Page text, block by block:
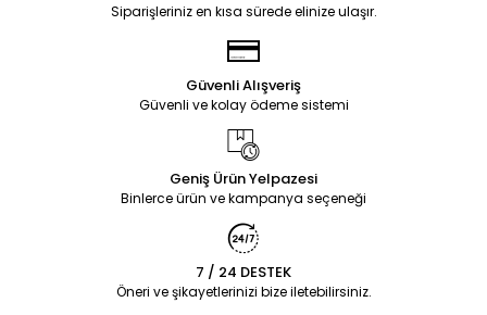
Siparişleriniz en kısa sürede elinize ulaşır.
Güvenli Alışveriş
Güvenli ve kolay ödeme sistemi
Geniş Ürün Yelpazesi
Binlerce ürün ve kampanya seçeneği
7 / 24 DESTEK
Öneri ve şikayetlerinizi bize iletebilirsiniz.